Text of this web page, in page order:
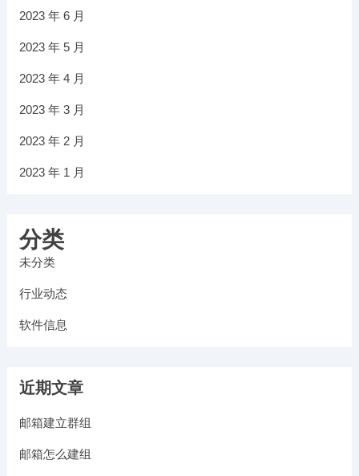
2023 年 6 月
2023 年 5 月
2023 年 4 月
2023 年 3 月
2023 年 2 月
2023 年 1 月
分类
未分类
行业动态
软件信息
近期文章
邮箱建立群组
邮箱怎么建组